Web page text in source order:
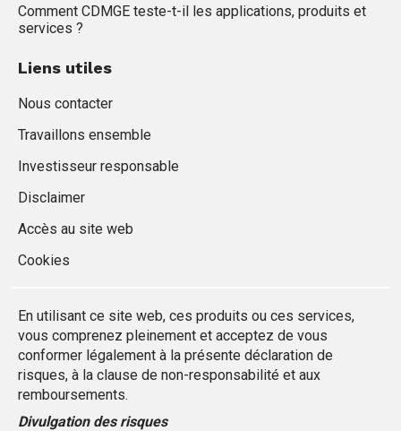
Comment CDMGE teste-t-il les applications, produits et
services ?
Liens utiles
Nous contacter
Travaillons ensemble
Investisseur responsable
Disclaimer
Accès au site web
Cookies
En utilisant ce site web, ces produits ou ces services,
vous comprenez pleinement et acceptez de vous
conformer légalement à la présente déclaration de
risques, à la clause de non-responsabilité et aux
remboursements.
Divulgation des risques